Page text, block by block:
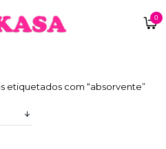
0
nós
etiquetados com “absorvente”